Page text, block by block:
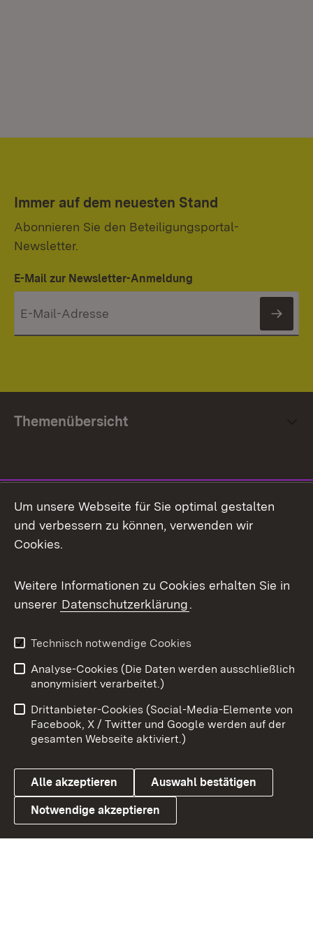
Immer auf dem neuesten Stand
Abonnieren Sie den Beteiligungsportal-
Newsletter.
E-Mail zur Newsletter-Anmeldung
Themenübersicht
Facebook
X / Twitter
Youtube
Link zum Landesportal
Impressum
Kontakt
Barrierefreiheit
Datenschutz
Cookies
Um unsere Webseite für Sie optimal gestalten
und verbessern zu können, verwenden wir
Cookies.
Weitere Informationen zu Cookies erhalten Sie in
unserer Datenschutzerklärung.
Technisch notwendige Cookies
Analyse-Cookies (Die Daten werden ausschließlich
anonymisiert verarbeitet.)
Drittanbieter-Cookies (Social-Media-Elemente von
Facebook, X / Twitter und Google werden auf der
gesamten Webseite aktiviert.)
Alle akzeptieren Auswahl bestätigen
Notwendige akzeptieren